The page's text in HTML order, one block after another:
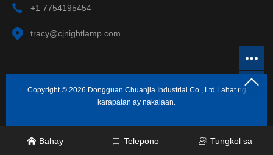
+1 7754195454
tracy@cjnightlamp.com
Copyright © 2026 Dongguan Chuanjia Industrial Co., Ltd Lahat ng
karapatan ay nakalaan.
Bahay Telepono Tungkol sa